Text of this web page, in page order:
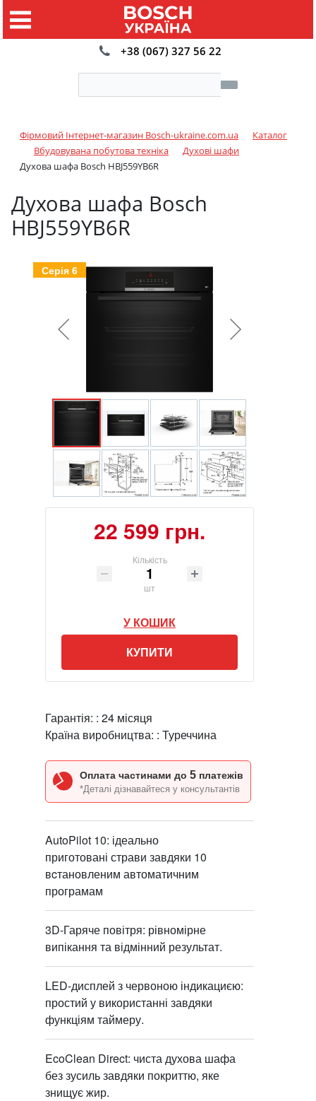
+38 (067) 327 56 22
Фірмовий Інтернет-магазин Bosch-ukraine.com.ua
Каталог
Вбудовувана побутова техніка
Духові шафи
Духова шафа Bosch HBJ559YB6R
Духова шафа Bosch
HBJ559YB6R
Серія 6
22 599 грн.
Кількість
шт
У КОШИК
КУПИТИ
Гарантія: : 24 місяця
Країна виробництва: : Туреччина
Оплата частинами до 5 платежів
*Деталі дізнавайтеся у консультантів
AutoPilot 10: ідеально
приготовані страви завдяки 10
вcтановленим автоматичним
програмам
3D-Гаряче повітря: рівномірне
випікання та відмінний результат.
LED-дисплей з червоною індикациєю:
простий у використанні завдяки
функціям таймеру.
EcoClean Direct: чиста духова шафа
без зусиль завдяки покриттю, яке
знищує жир.